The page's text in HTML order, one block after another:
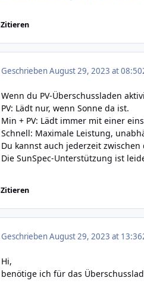
Zitieren
GeschriebenAugust 29, 2023 at 08:50
Wenn du PV-Überschussladen
PV: Lädt nur, wenn Sonne da ist.
Min + PV: Lädt immer mit einer
Schnell: Maximale Leistung,
Du kannst auch jederzeit
Die SunSpec-Unterstützung ist
Zitieren
GeschriebenAugust 29, 2023 at 13:36
Hi,
benötige ich für das